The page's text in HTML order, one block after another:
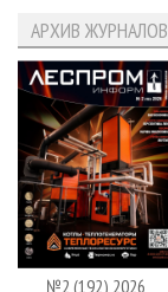
АРХИВ ЖУРНАЛОВ
№2 (192) 2026